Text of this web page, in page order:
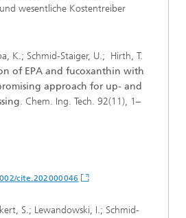
wesentliche Kostentreiber
K.; Schmid-Staiger, U.; Hirth, T.
of EPA and fucoxanthin with
approach for up‐ and
. Chem. Ing. Tech. 92(11), 1–
cite.202000046
S.; Lewandowski, I.; Schmid-